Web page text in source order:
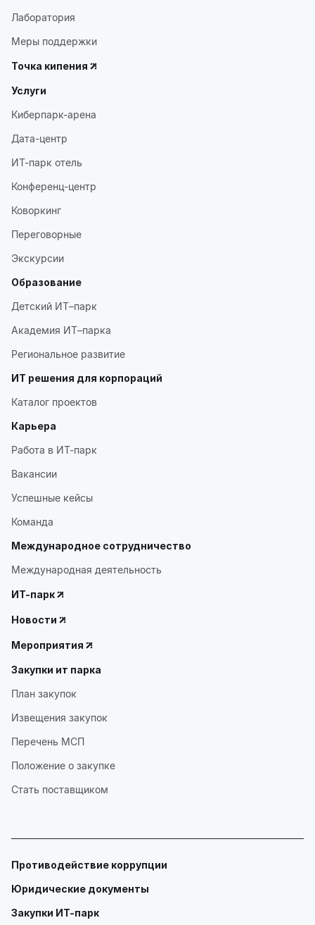
Лаборатория
Меры поддержки
Точка кипения
Услуги
Киберпарк-арена
Дата-центр
ИТ-парк отель
Конференц-центр
Коворкинг
Переговорные
Экскурсии
Образование
Детский ИТ–парк
Академия ИТ–парка
Региональное развитие
ИТ решения для корпораций
Каталог проектов
Карьера
Работа в ИТ-парк
Вакансии
Успешные кейсы
Команда
Международное сотрудничество
Международная деятельность
ИТ-парк
Новости
Мероприятия
Закупки ит парка
План закупок
Извещения закупок
Перечень МСП
Положение о закупке
Стать поставщиком
Противодействие коррупции
Юридические документы
Закупки ИТ-парк